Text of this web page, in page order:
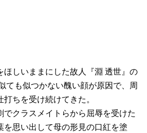
ほしいままにした故人『淵 透世』の
ても似つかない醜い顔が原因で、周
ちを受け続けてきた。
でクラスメイトらから屈辱を受けた
を思い出して母の形見の口紅を塗